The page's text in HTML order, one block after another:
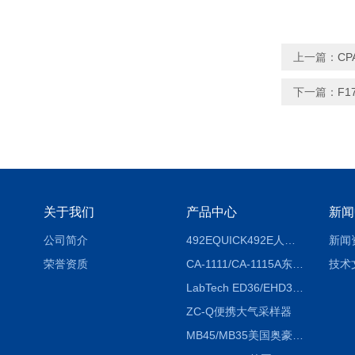
上一篇：
下一篇：
关于我们
公司简介
荣誉资质
产品中心
CA-1111/CA-1115A东京理化EYELA CA-1111/CA-1115A冷却水循环装置
ZC-Q便携大气采样器
MB45/MB35美国奥豪斯OHAUS MB45/MB35卤素红外水分测定仪
新
新闻
技术